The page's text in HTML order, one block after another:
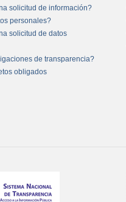
solicitud de información?
personales?
solicitud de datos
de transparencia?
obligados